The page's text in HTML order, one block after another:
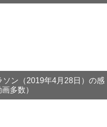
ン（2019年4月28日）の感
多数）